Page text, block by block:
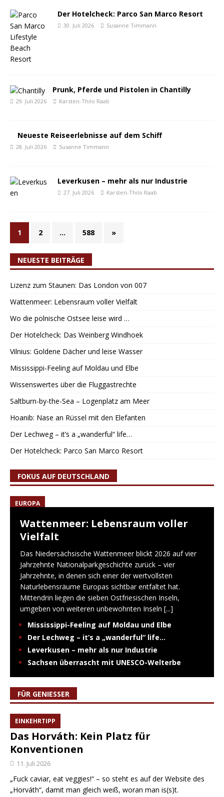
Der Hotelcheck: Parco San Marco Resort
30. Juli 2026 Susanne Timmann
Prunk, Pferde und Pistolen in Chantilly
29. Juli 2026 Karsten-Thilo Raab
Neueste Reiseerlebnisse auf dem Schiff
28. Juli 2026 Susanne Timmann
Leverkusen – mehr als nur Industrie
27. Juli 2026 Karsten-Thilo Raab
1 2 … 588 »
NEUESTE BEITRÄGE
Lizenz zum Staunen: Das London von 007
Wattenmeer: Lebensraum voller Vielfalt
Wo die polnische Ostsee leise wird …
Der Hotelcheck: Das Weinberg Windhoek
Vilnius: Goldene Dächer und leise Wasser
Mississippi-Feeling auf Moldau und Elbe
Wissenswertes über die Fluggastrechte
Saltburn-by-the-Sea – Logenplatz am Meer
Hoanib: Nase an Rüssel mit den Elefanten
Der Lechweg – it’s a „wanderful“ life…
Der Hotelcheck: Parco San Marco Resort
FOKUS AUF DEUTSCHLAND
EUROPA
Wattenmeer: Lebensraum voller
Vielfalt
Das Niedersächsische Wattenmeer blickt 2026 auf vier
Jahrzehnte Nationalparkgeschichte zurück – vier
Jahrzehnte, in denen sich einer der wertvollsten
Naturlebensräume Europas sichtbar entfaltet hat.
Mittendrin liegen die sieben Ostfriesischen Inseln,
umgeben von weiteren unbewohnten Inseln [...]
Mississippi-Feeling auf Moldau und Elbe
Der Lechweg – it’s a „wanderful“ life…
Leverkusen – mehr als nur Industrie
Sachsen überrascht mit UNESCO-Welterbe
FÜR GENIESSER
EINKEHRTIPP
Das Horváth: Kein Platz für
Konventionen
11. Juli 2026
„Fuck caviar, eat veggies!“ – so steht es auf der Website des
„Horváth“, damit man gleich weiß, woran man is(s)t.